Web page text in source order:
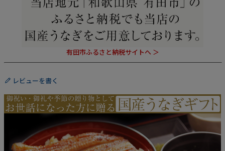
有田市ふるさと納税サイトへ ＞
レビューを書く